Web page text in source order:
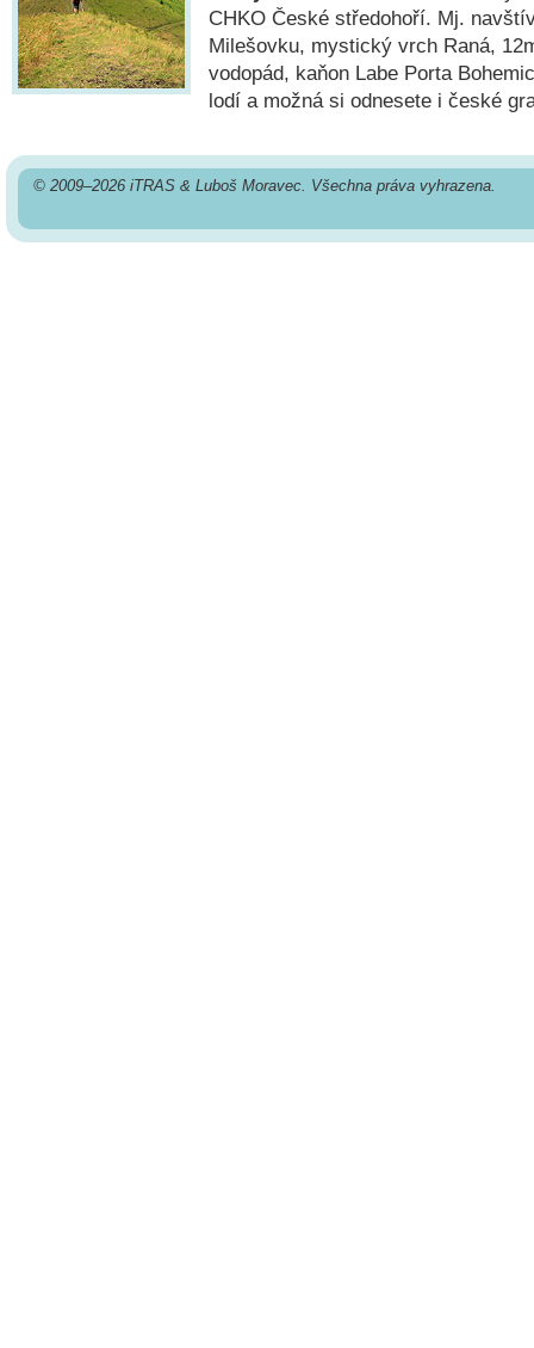
CHKO České středohoří. Mj.
Milešovku, mystický vrch Raná,
vodopád, kaňon Labe Porta
lodí a možná si odnesete i české
© 2009–2026 iTRAS & Luboš Moravec. Všechna práva vyhrazena.